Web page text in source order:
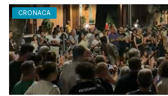
CRONACA